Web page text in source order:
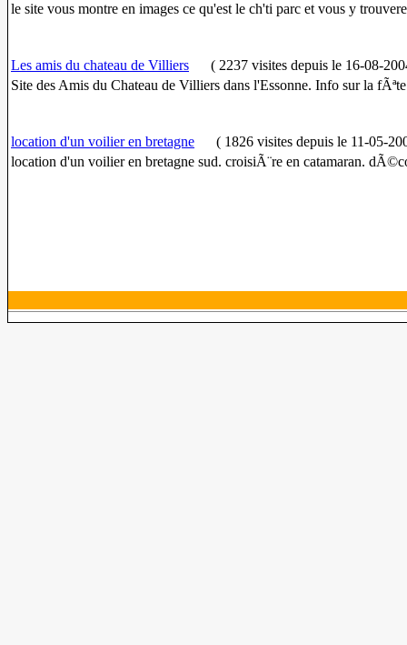
le site vous montre en images ce qu'est le ch'ti parc et vous y
Les amis du chateau de Villiers ( 2237 visites depuis le 16-08-
Site des Amis du Chateau de Villiers dans l'Essonne. Info sur la
location d'un voilier en bretagne ( 1826 visites depuis le 11-05-
location d'un voilier en bretagne sud. croisiÃ¨re en catamaran.